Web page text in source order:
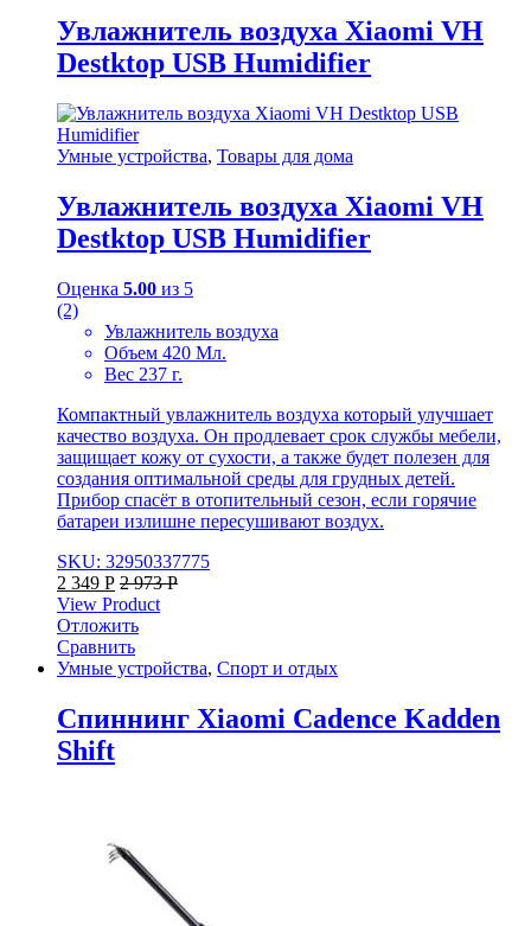
Увлажнитель воздуха Xiaomi VH
Destktop USB Humidifier
Умные устройства, Товары для дома
Увлажнитель воздуха Xiaomi VH
Destktop USB Humidifier
Оценка 5.00 из 5
(2)
Увлажнитель воздуха
Объем 420 Мл.
Вес 237 г.
Компактный увлажнитель воздуха который улучшает
качество воздуха. Он продлевает срок службы мебели,
защищает кожу от сухости, а также будет полезен для
создания оптимальной среды для грудных детей.
Прибор спасёт в отопительный сезон, если горячие
батареи излишне пересушивают воздух.
SKU: 32950337775
2 349 Р 2 973Р
View Product
Отложить
Сравнить
Умные устройства, Спорт и отдых
Спиннинг Xiaomi Cadence Kadden
Shift